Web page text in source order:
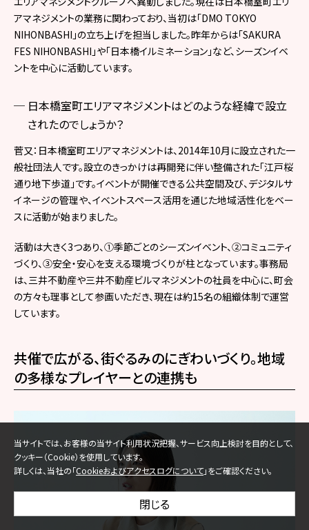
アマネジメントの業務に関わっており、当初は「DMO TOKYO
NIHONBASHI」の立ち上げを担当しました。昨年からは「SAKURA
FES NIHONBASHI」や「日本橋イルミネーション」など、シーズンイベ
ントを中心に活動しています。
日本橋室町エリアマネジメントはどのような経緯で設立
されたのでしょうか？
菅又：日本橋室町エリアマネジメントは、2014年10月に設立された一
般社団法人です。設立のきっかけは再開発に伴い整備された「江戸桜
通り地下歩道」です。イベントが開催できる公共空間及び、デジタルサ
イネージの管理や、イベントスペース活用を通じた地域活性化をベー
スに活動が始まりました。
活動は大きく3つあり、①季節ごとのシーズンイベント、②コミュニティ
づくり、③安全・安心を支える環境づくりが柱となっています。事務局
は、三井不動産や三井不動産ビルマネジメントの社員を中心に、町会
の方々も理事として参画いただき、現在は約15名の組織体制で運営
しています。
共催で広がる、街ぐるみのにぎわいづくり。地域
の多様なプレイヤーとの連携も
当サイトでは、お客様の当サイト利用状況把握、サービス向上検討を目的として、
クッキー（Cookie）を使用しています。
詳しくは、当社の「Cookieおよびアクセスログについて」をご確認ください。
閉じる